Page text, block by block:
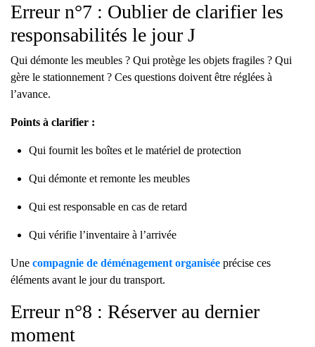
Erreur n°7 : Oublier de clarifier les
responsabilités le jour J
Qui démonte les meubles ? Qui protège les objets fragiles ? Qui
gère le stationnement ? Ces questions doivent être réglées à
l’avance.
Points à clarifier :
Qui fournit les boîtes et le matériel de protection
Qui démonte et remonte les meubles
Qui est responsable en cas de retard
Qui vérifie l’inventaire à l’arrivée
Une compagnie de déménagement organisée précise ces
éléments avant le jour du transport.
Erreur n°8 : Réserver au dernier
moment